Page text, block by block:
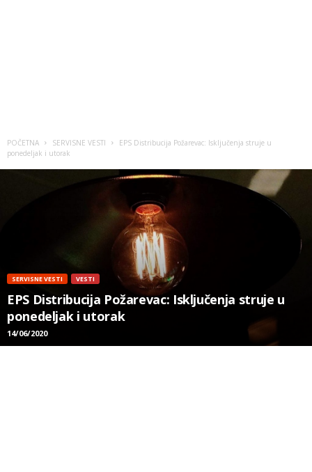
POČETNA SERVISNE VESTI
EPS Distribucija Požarevac: Isključenja struje u
ponedeljak i utorak
SERVISNE VESTI VESTI
EPS Distribucija Požarevac: Isključenja struje u
ponedeljak i utorak
14/06/2020